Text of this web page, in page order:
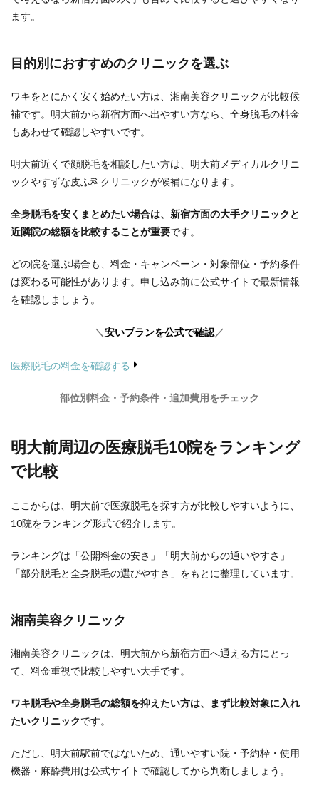
ます。
目的別におすすめのクリニックを選ぶ
ワキをとにかく安く始めたい方は、湘南美容クリニックが比較候
補です。明大前から新宿方面へ出やすい方なら、全身脱毛の料金
もあわせて確認しやすいです。
明大前近くで顔脱毛を相談したい方は、明大前メディカルクリニ
ックやすずな皮ふ科クリニックが候補になります。
全身脱毛を安くまとめたい場合は、新宿方面の大手クリニックと
近隣院の総額を比較することが重要です。
どの院を選ぶ場合も、料金・キャンペーン・対象部位・予約条件
は変わる可能性があります。申し込み前に公式サイトで最新情報
を確認しましょう。
＼安いプランを公式で確認／
医療脱毛の料金を確認する
部位別料金・予約条件・追加費用をチェック
明大前周辺の医療脱毛10院をランキング
で比較
ここからは、明大前で医療脱毛を探す方が比較しやすいように、
10院をランキング形式で紹介します。
ランキングは「公開料金の安さ」「明大前からの通いやすさ」
「部分脱毛と全身脱毛の選びやすさ」をもとに整理しています。
湘南美容クリニック
湘南美容クリニックは、明大前から新宿方面へ通える方にとっ
て、料金重視で比較しやすい大手です。
ワキ脱毛や全身脱毛の総額を抑えたい方は、まず比較対象に入れ
たいクリニックです。
ただし、明大前駅前ではないため、通いやすい院・予約枠・使用
機器・麻酔費用は公式サイトで確認してから判断しましょう。